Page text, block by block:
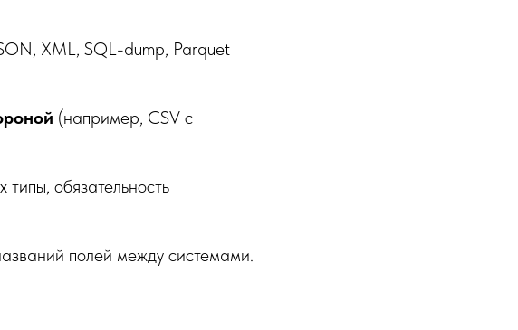
XML, SQL-dump, Parquet
(например, CSV с
типы, обязательность
полей между системами.